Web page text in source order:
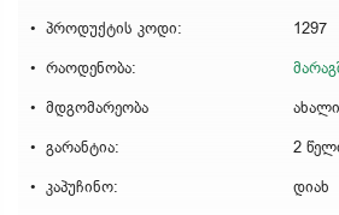
პროდუქტის კოდი:
1297
რაოდენობა:
მდგომარეობა
ახალი
გარანტია:
2
კაპუჩინო:
დიახ